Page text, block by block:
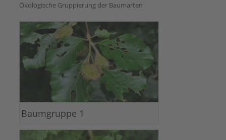
Ökologische Gruppierung der Baumarten
Baumgruppe 1